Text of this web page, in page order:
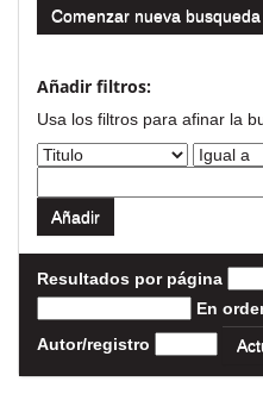
Comenzar nueva busqueda
Añadir filtros:
Usa los filtros para afinar la
Resultados por página
En
Autor/registro